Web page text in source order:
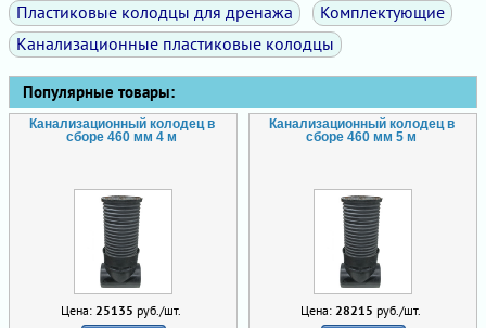
Пластиковые колодцы для дренажа
Комплектующие
Канализационные пластиковые колодцы
Популярные товары:
Канализационный колодец в
сборе 460 мм 4 м
Цена: 25135 руб./шт.
Канализационный колодец в
сборе 460 мм 5 м
Цена: 28215 руб./шт.